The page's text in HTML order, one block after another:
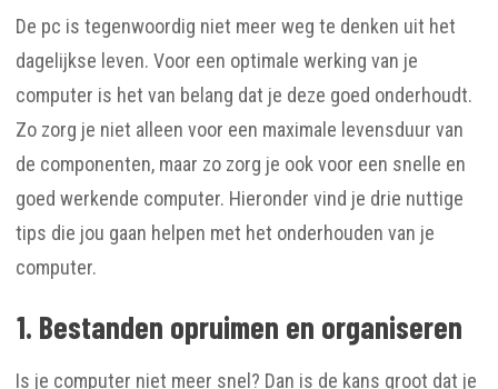
De pc is tegenwoordig niet meer weg te denken uit het
dagelijkse leven. Voor een optimale werking van je
computer is het van belang dat je deze goed onderhoudt.
Zo zorg je niet alleen voor een maximale levensduur van
de componenten, maar zo zorg je ook voor een snelle en
goed werkende computer. Hieronder vind je drie nuttige
tips die jou gaan helpen met het onderhouden van je
computer.
1. Bestanden opruimen en organiseren
Is je computer niet meer snel? Dan is de kans groot dat je